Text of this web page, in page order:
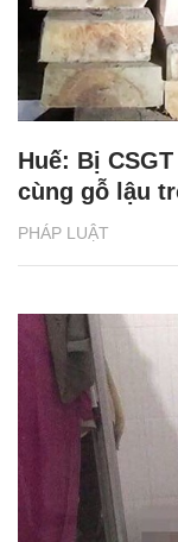
PHÁP LUẬT
Huế: Bị
cùng gỗ lậu